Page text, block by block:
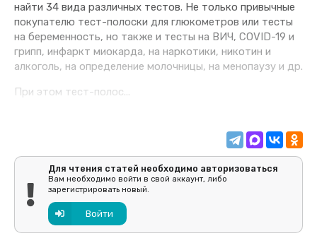
найти 34 вида различных тестов. Не только привычные
покупателю тест-полоски для глюкометров или тесты
на беременность, но также и тесты на ВИЧ, COVID-19 и
грипп, инфаркт миокарда, на наркотики, никотин и
алкоголь, на определение молочницы, на менопаузу и др.
При этом тест-полос...
Для чтения статей необходимо авторизоваться
Вам необходимо войти в свой аккаунт, либо
зарегистрировать новый.
Войти